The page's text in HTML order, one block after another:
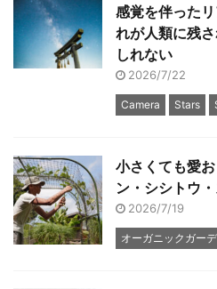
感覚を伴った
れが人類に残
しれない
2026/7/22
Camera Stars
小さくても愛
ン・シシトウ
2026/7/19
オーガニックガー